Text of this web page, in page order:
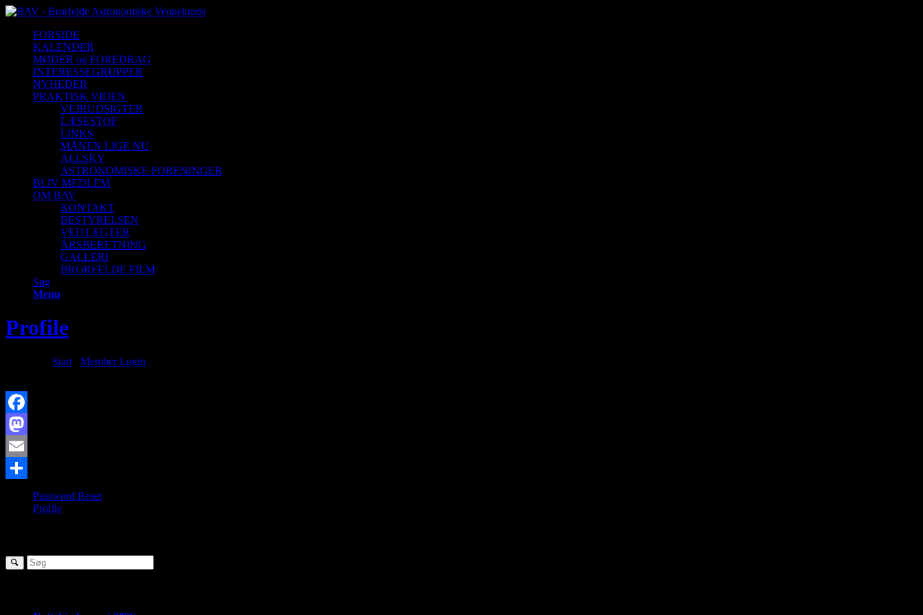
FORSIDE
KALENDER
MØDER og FOREDRAG
INTERESSEGRUPPER
NYHEDER
PRAKTISK VIDEN
VEJRUDSIGTER
LÆSESTOF
LINKS
MÅNEN LIGE NU
ALLSKY
ASTRONOMISKE FORENINGER
BLIV MEDLEM
OM BAV
KONTAKT
BESTYRELSEN
VEDTÆGTER
ÅRSBERETNING
GALLERI
BRORFELDE FILM
Søg
Menu
Profile
Start Member Login
Facebook
Mastodon
Email
Password Reset
Profile